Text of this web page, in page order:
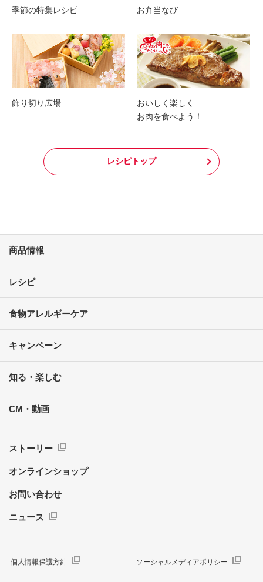
季節の特集レシピ お弁当なび
飾り切り広場
おいしく楽しく
お肉を食べよう！
レシピトップ
商品情報
レシピ
食物アレルギーケア
キャンペーン
知る・楽しむ
CM・動画
ストーリー
オンラインショップ
お問い合わせ
ニュース
個人情報保護方針 ソーシャルメディアポリシー